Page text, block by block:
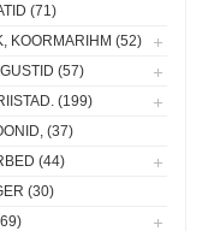
(71)
KOORMARIHM (52)
(57)
(199)
(37)
(44)
(30)